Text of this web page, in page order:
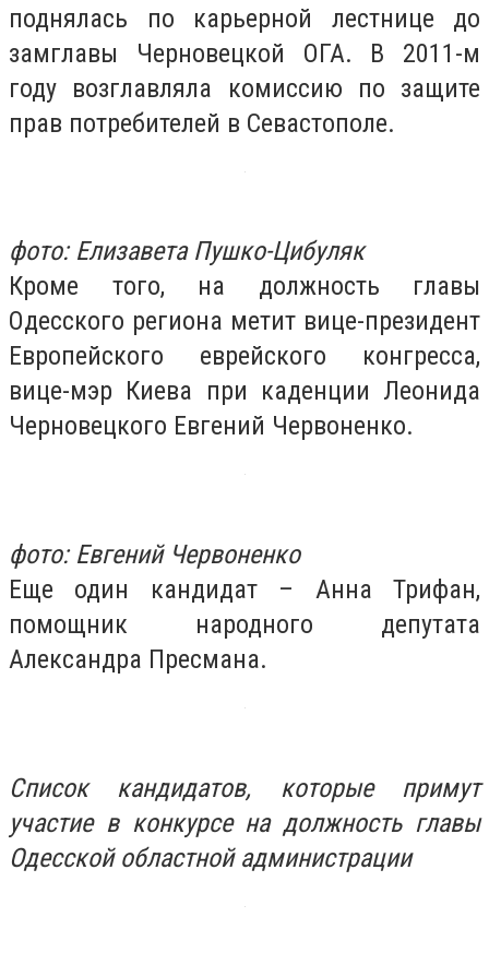
поднялась по карьерной лестнице до
замглавы Черновецкой ОГА. В 2011-м
году возглавляла комиссию по защите
прав потребителей в Севастополе.
фото: Елизавета Пушко-Цибуляк
Кроме того, на должность главы
Одесского региона метит вице-президент
Европейского еврейского конгресса,
вице-мэр Киева при каденции Леонида
Черновецкого Евгений Червоненко.
фото: Евгений Червоненко
Еще один кандидат – Анна Трифан,
помощник народного депутата
Александра Пресмана.
Список кандидатов, которые примут
участие в конкурсе на должность главы
Одесской областной администрации